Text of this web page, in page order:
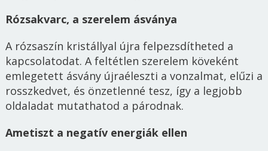
Rózsakvarc, a szerelem ásványa
A rózsaszín kristállyal újra felpezsdítheted a
kapcsolatodat. A feltétlen szerelem köveként
emlegetett ásvány újraéleszti a vonzalmat, elűzi a
rosszkedvet, és önzetlenné tesz, így a legjobb
oldaladat mutathatod a párodnak.
Ametiszt a negatív energiák ellen